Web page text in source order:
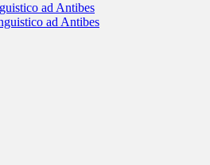
ad Antibes
ad Antibes